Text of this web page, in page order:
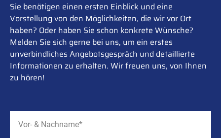
Sie benötigen einen ersten Einblick und eine
Vorstellung von den Möglichkeiten, die wir vor Ort
haben? Oder haben Sie schon konkrete Wünsche?
Melden Sie sich gerne bei uns, um ein erstes
unverbindliches Angebotsgespräch und detaillierte
Informationen zu erhalten. Wir freuen uns, von Ihnen
zu hören!